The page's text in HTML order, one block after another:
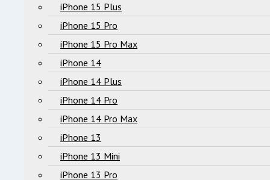
iPhone 15 Plus
iPhone 15 Pro
iPhone 15 Pro Max
iPhone 14
iPhone 14 Plus
iPhone 14 Pro
iPhone 14 Pro Max
iPhone 13
iPhone 13 Mini
iPhone 13 Pro